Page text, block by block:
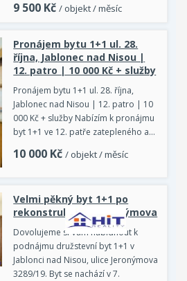
9 500 Kč / objekt / měsíc
Pronájem bytu 1+1 ul. 28.
října, Jablonec nad Nisou |
12. patro | 10 000 Kč + služby
Pronájem bytu 1+1 ul. 28. října,
Jablonec nad Nisou | 12. patro | 10
000 Kč + služby Nabízím k pronájmu
byt 1+1 ve 12. patře zatepleného a…
10 000 Kč / objekt / měsíc
Velmi pěkný byt 1+1 po
rekonstrukci, ul. Jeronýmova
Dovolujeme si Vám nabídnout k
podnájmu družstevní byt 1+1 v
Jablonci nad Nisou, ulice Jeronýmova
3289/19. Byt se nachází v 7.